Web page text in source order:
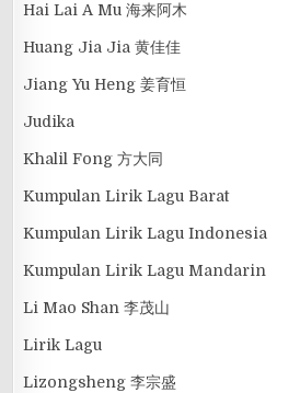
Hai Lai A Mu 海来阿木
Huang Jia Jia 黄佳佳
Jiang Yu Heng 姜育恒
Judika
Khalil Fong 方大同
Kumpulan Lirik Lagu Barat
Kumpulan Lirik Lagu Indonesia
Kumpulan Lirik Lagu Mandarin
Li Mao Shan 李茂山
Lirik Lagu
Lizongsheng 李宗盛